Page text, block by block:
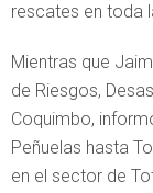
rescates en toda
Mientras que
de Riesgos,
Coquimbo,
Peñuelas hasta
en el sector de